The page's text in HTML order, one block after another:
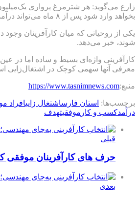
بخواهد وارد شود پس از ۸ ماه می‌تواند درآمد کسب کند.
یکی از روحیاتی که میان کارآفرینان
شوند، خبر می‌دهد.
کارآفرینی واژه‌ای بسیط و ساده اما در
معرفی آنها سهمی کوچک در اشتغال‌زایی
منبع:https://www.tasnimnews.com
برچسب‌ها: استان فارساشتغال زاییافراد
درآمدکسب و کار موفقیتهدف
قبلی
حرف های کارآفرینان موفقی
بعدی